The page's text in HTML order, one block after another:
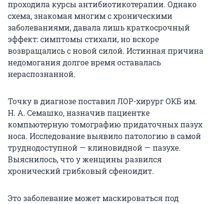
проходила курсы антибиотикотерапии. Однако
схема, знакомая многим с хроническими
заболеваниями, давала лишь краткосрочный
эффект: симптомы стихали, но вскоре
возвращались с новой силой. Истинная причина
недомогания долгое время оставалась
нераспознанной.
Точку в диагнозе поставил ЛОР-хирург ОКБ им.
Н. А. Семашко, назначив пациентке
компьютерную томографию придаточных пазух
носа. Исследование выявило патологию в самой
труднодоступной — клиновидной — пазухе.
Выяснилось, что у женщины развился
хронический грибковый сфеноидит.
Это заболевание может маскироваться под